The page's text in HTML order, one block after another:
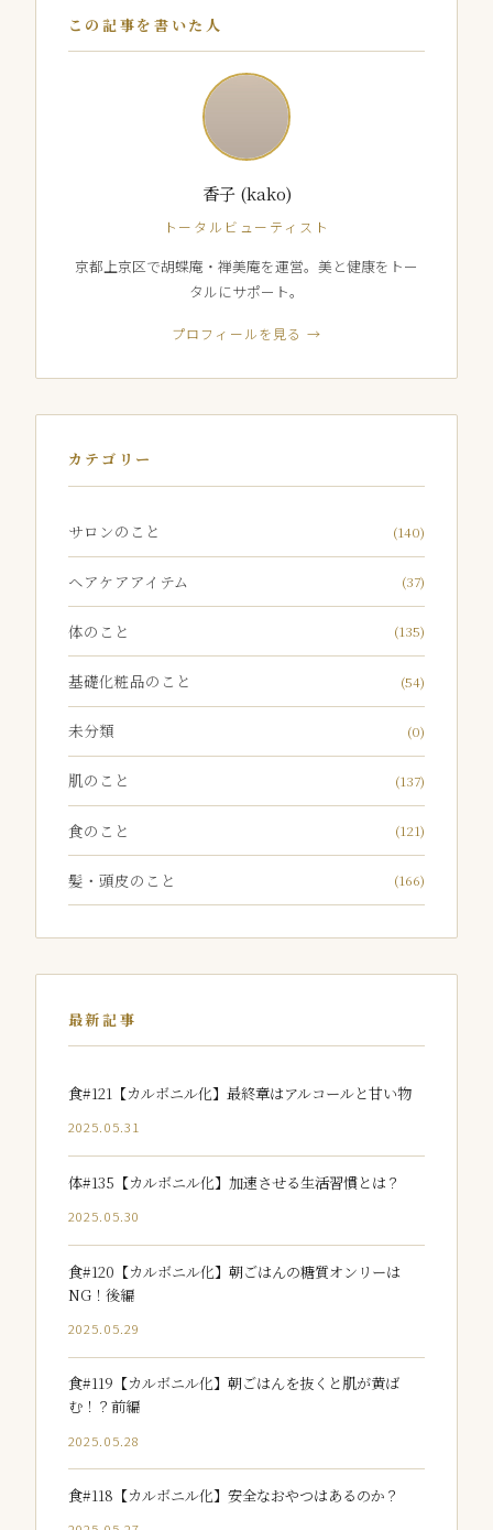
この記事を書いた人
香子 (kako)
トータルビューティスト
京都上京区で胡蝶庵・禅美庵を運営。美と健康をトー
タルにサポート。
プロフィールを見る →
カテゴリー
サロンのこと (140)
ヘアケアアイテム (37)
体のこと (135)
基礎化粧品のこと (54)
未分類 (0)
肌のこと (137)
食のこと (121)
髪・頭皮のこと (166)
最新記事
食#121【カルボニル化】最終章はアルコールと甘い物
2025.05.31
体#135【カルボニル化】加速させる生活習慣とは？
2025.05.30
食#120【カルボニル化】朝ごはんの糖質オンリーは
NG！後編
2025.05.29
食#119【カルボニル化】朝ごはんを抜くと肌が黄ば
む！？前編
2025.05.28
食#118【カルボニル化】安全なおやつはあるのか？